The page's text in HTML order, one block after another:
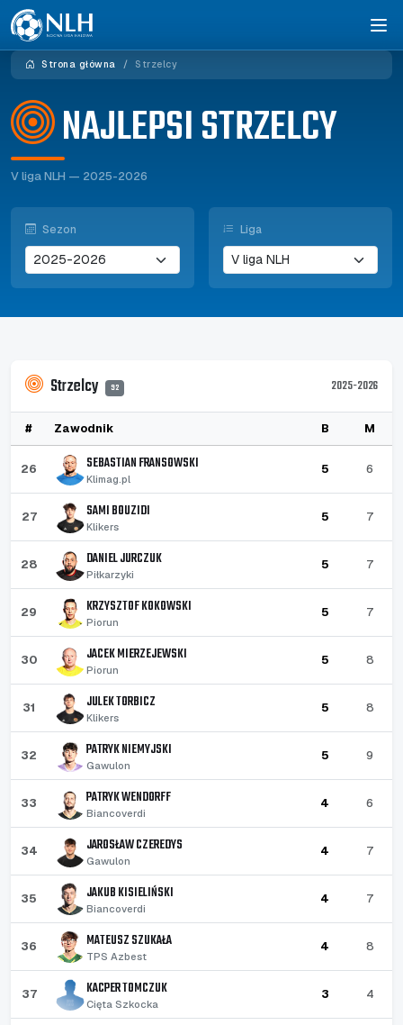
Strona główna Strzelcy
NAJLEPSI STRZELCY
V liga NLH — 2025-2026
Sezon Liga
Strzelcy 92 2025-2026
# Zawodnik B M
26 SEBASTIAN FRANSOWSKI
Klimag.pl
5 6
27 SAMI BOUZIDI
Klikers
5 7
28 DANIEL JURCZUK
Piłkarzyki
5 7
29 KRZYSZTOF KOKOWSKI
Piorun
5 7
30 JACEK MIERZEJEWSKI
Piorun
5 8
31 JULEK TORBICZ
Klikers
5 8
32 PATRYK NIEMYJSKI
Gawulon
5 9
33 PATRYK WENDORFF
Biancoverdi
4 6
34 JAROSŁAW CZEREDYS
Gawulon
4 7
35 JAKUB KISIELIŃSKI
Biancoverdi
4 7
36 MATEUSZ SZUKAŁA
TPS Azbest
4 8
37 KACPER TOMCZUK
Cięta Szkocka
3 4